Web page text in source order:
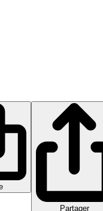
Partager